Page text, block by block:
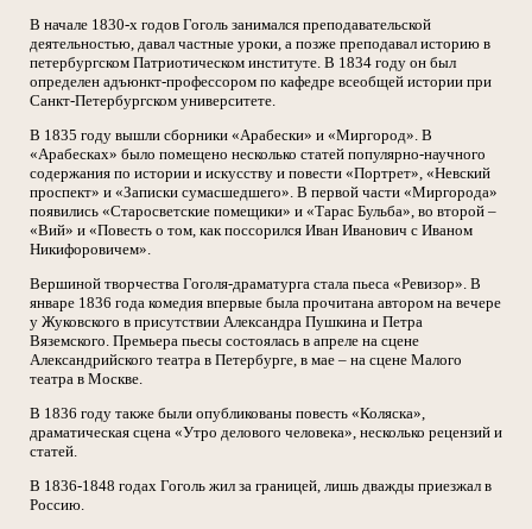
В начале 1830-х годов Гоголь занимался преподавательской
деятельностью, давал частные уроки, а позже преподавал историю в
петербургском Патриотическом институте. В 1834 году он был
определен адъюнкт-профессором по кафедре всеобщей истории при
Санкт-Петербургском университете.
В 1835 году вышли сборники «Арабески» и «Миргород». В
«Арабесках» было помещено несколько статей популярно-научного
содержания по истории и искусству и повести «Портрет», «Невский
проспект» и «Записки сумасшедшего». В первой части «Миргорода»
появились «Старосветские помещики» и «Тарас Бульба», во второй –
«Вий» и «Повесть о том, как поссорился Иван Иванович с Иваном
Никифоровичем».
Вершиной творчества Гоголя-драматурга стала пьеса «Ревизор». В
январе 1836 года комедия впервые была прочитана автором на вечере
у Жуковского в присутствии Александра Пушкина и Петра
Вяземского. Премьера пьесы состоялась в апреле на сцене
Александрийского театра в Петербурге, в мае – на сцене Малого
театра в Москве.
В 1836 году также были опубликованы повесть «Коляска»,
драматическая сцена «Утро делового человека», несколько рецензий и
статей.
В 1836-1848 годах Гоголь жил за границей, лишь дважды приезжал в
Россию.